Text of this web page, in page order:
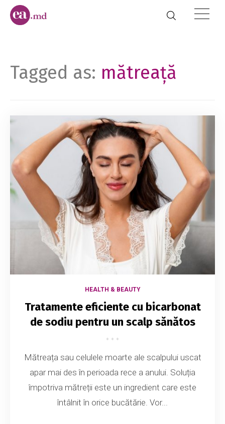
Tagged as: mătreață
HEALTH & BEAUTY
Tratamente eficiente cu bicarbonat
de sodiu pentru un scalp sănătos
Mătreața sau celulele moarte ale scalpului uscat
apar mai des în perioada rece a anului. Soluția
împotriva mătreții este un ingredient care este
întâlnit în orice bucătărie. Vor...